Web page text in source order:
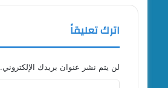
اترك تعليقاً
لن يتم نشر عنوان بريدك الإلكتروني.